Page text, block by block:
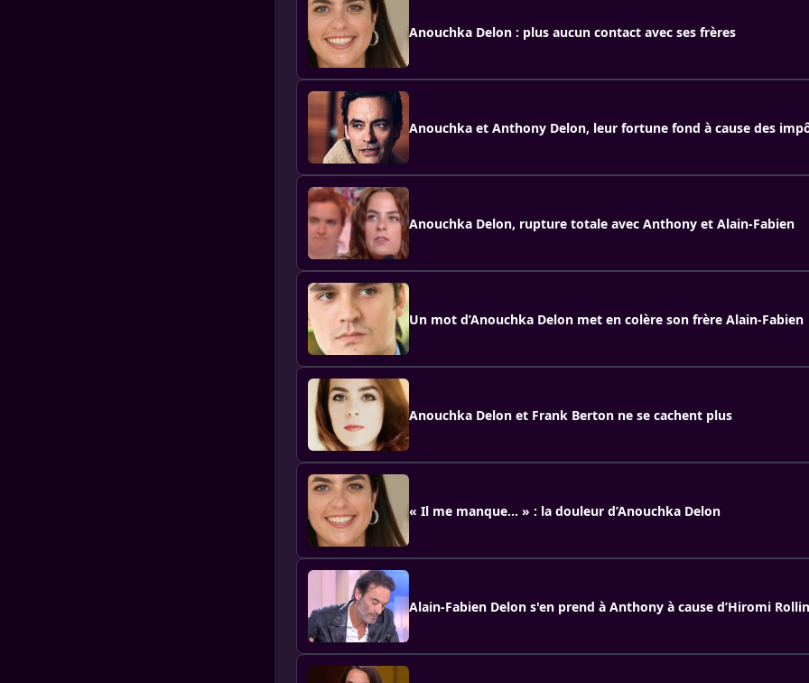
Anouchka Delon : plus aucun contact avec ses frères
Anouchka et Anthony Delon, leur fortune fond à cause des
Anouchka Delon, rupture totale avec Anthony et Alain-Fabien
Un mot d’Anouchka Delon met en colère son frère Alain-Fabien
Anouchka Delon et Frank Berton ne se cachent plus
« Il me manque… » : la douleur d’Anouchka Delon
Alain-Fabien Delon s'en prend à Anthony à cause d’Hiromi Rollin